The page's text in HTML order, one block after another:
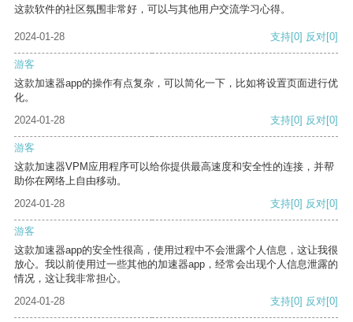
这款软件的社区氛围非常好，可以与其他用户交流学习心得。
2024-01-28 支持[0] 反对[0]
游客
这款加速器app的操作有点复杂，可以简化一下，比如将设置页面进行优
化。
2024-01-28
支持[0] 反对[0]
游客
这款加速器VPM应用程序可以给你提供最高速度和安全性的连接，并帮
助你在网络上自由移动。
2024-01-28
支持[0] 反对[0]
游客
这款加速器app的安全性很高，使用过程中不会泄露个人信息，这让我很
放心。我以前使用过一些其他的加速器app，经常会出现个人信息泄露的
情况，这让我非常担心。
2024-01-28
支持[0] 反对[0]